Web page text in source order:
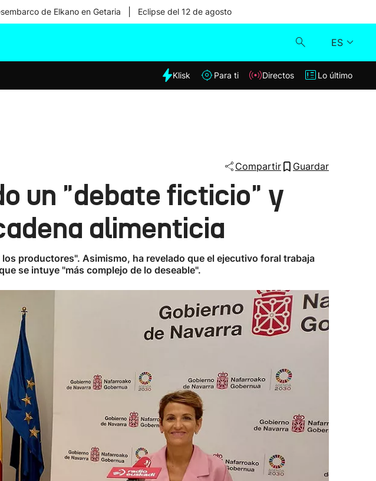
de Elkano en Getaria Eclipse del 12 de agosto
ES
Klisk
Klisk Para ti Directos Lo último
Compartir Guardar
un "debate ficticio" y
alimenticia
productores". Asimismo, ha revelado que el ejecutivo foral trabaja
se intuye "más complejo de lo deseable".